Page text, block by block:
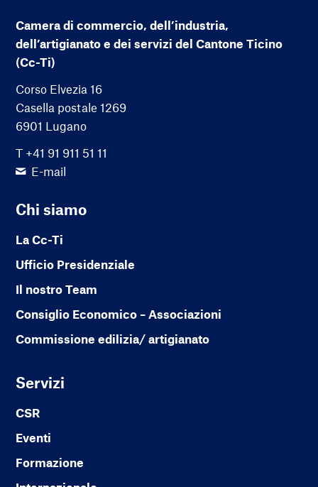
Camera di commercio, dell’industria,
dell’artigianato e dei servizi del Cantone Ticino
(Cc-Ti)
Corso Elvezia 16
Casella postale 1269
6901 Lugano
T +41 91 911 51 11
E-mail
Chi siamo
La Cc-Ti
Ufficio Presidenziale
Il nostro Team
Consiglio Economico – Associazioni
Commissione edilizia/ artigianato
Servizi
CSR
Eventi
Formazione